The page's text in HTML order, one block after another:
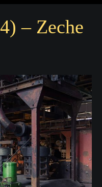
– Zeche